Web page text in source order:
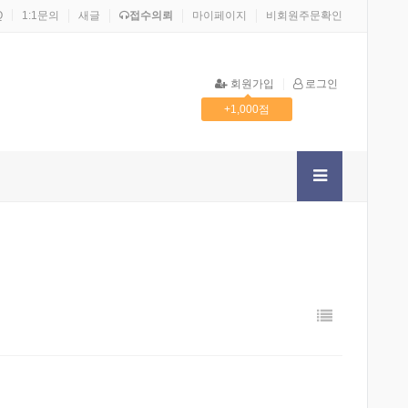
1:1문의 새글 접수의뢰 마이페이지 비회원주문확인
회원가입
로그인
+1,000점